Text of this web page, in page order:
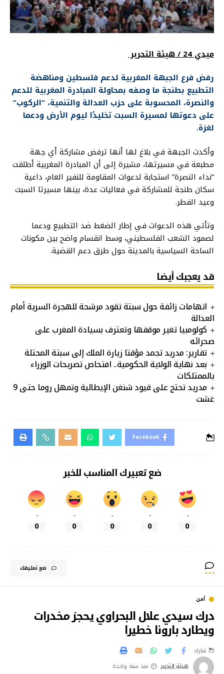
ميدي 24 / هيئة التحرير
رفض فرع الجبهة المغربية لدعم فلسطين ومناهضة
التطبيع بطنجة ما وصفه بمحاولة المبادرة المغربية للدعم
والنصرة، المحسوبة على حزب العدالة والتنمية، “الركوب”
على دعوتها لمسيرة السبت تخليدًا ليوم الأرض ودعما
لغزة.
وأكدت الجبهة في بلاغ لها أنها ترفض مشاركة أي جهة
مطبعة في مسيرتها، مشيرة إلى أن المبادرة المغربية أطلقت
“نداء النصرة” استجابة لدعوات المقاومة للنفير العام، داعية
سكان طنجة للمشاركة في فعاليات عدة، بينها مسيرتا السبت
وعيد الفطر.
وتأتي هذه الدعوات في إطار الضغط ضد التطبيع ودعما
لصمود الشعب الفلسطيني، وسط انقسام واضح بين مكونات
الساحة السياسية بالمدينة حول طرق دعم القضية.
قد يعجبك أيضا
اتهامات زائفة حول سبتة تقود مرشحة للهجرة السرية أمام
العدالة
كولومبيا تغير موقفها وتعترف بسيادة المغرب على
صحرائه
تقارير: مدريد تجمد مؤقتا زيارة الملك إلى سبتة المحتلة
بعد نهاية الولاية الحكومية.. افتحاص تصريحات الوزراء
بالممتلكات
مدريد تحتج على قيود شنغن الإيطالية وتمهل روما حتى 9
غشت
Facebook
ضع تعبيرك المناسب للخبر
-
0
-
0
-
0
-
0
-
0
ضع تعليقك
أمن
درك سيدي علال البحراوي يحجز مخدرات
ويطارد بارونا خطيرا
هيئة التحرير منذ سنة واحدة
شارك